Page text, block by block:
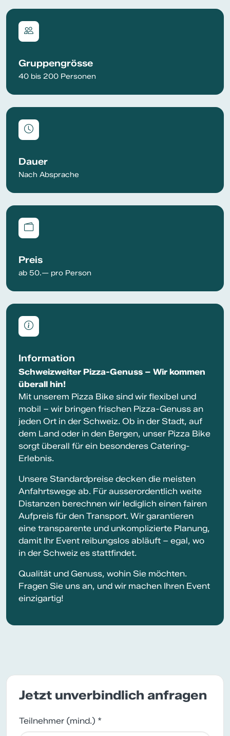
Gruppengrösse
40 bis 200 Personen
Dauer
Nach Absprache
Preis
ab 50.— pro Person
Information
Schweizweiter Pizza-Genuss – Wir kommen
überall hin!
Mit unserem Pizza Bike sind wir flexibel und
mobil – wir bringen frischen Pizza-Genuss an
jeden Ort in der Schweiz. Ob in der Stadt, auf
dem Land oder in den Bergen, unser Pizza Bike
sorgt überall für ein besonderes Catering-
Erlebnis.
Unsere Standardpreise decken die meisten
Anfahrtswege ab. Für ausserordentlich weite
Distanzen berechnen wir lediglich einen fairen
Aufpreis für den Transport. Wir garantieren
eine transparente und unkomplizierte Planung,
damit Ihr Event reibungslos abläuft – egal, wo
in der Schweiz es stattfindet.
Qualität und Genuss, wohin Sie möchten.
Fragen Sie uns an, und wir machen Ihren Event
einzigartig!
Jetzt unverbindlich anfragen
Teilnehmer (mind.) *